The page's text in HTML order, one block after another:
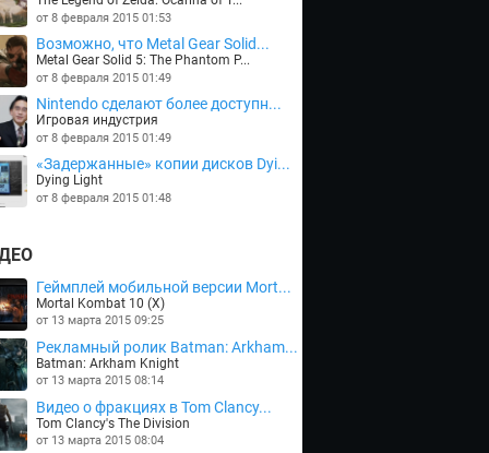
от 8 февраля 2015 01:53
Возможно, что Metal Gear Solid...
Metal Gear Solid 5: The Phantom P...
от 8 февраля 2015 01:49
Nintendo сделают более доступн...
Игровая индустрия
от 8 февраля 2015 01:49
«Задержанные» копии дисков Dyi...
Dying Light
от 8 февраля 2015 01:48
Геймплей мобильной версии Mort...
Mortal Kombat 10 (X)
от 13 марта 2015 09:25
Рекламный ролик Batman: Arkham...
Batman: Arkham Knight
от 13 марта 2015 08:14
Видео о фракциях в Tom Clancy...
Tom Clancy's The Division
от 13 марта 2015 08:04